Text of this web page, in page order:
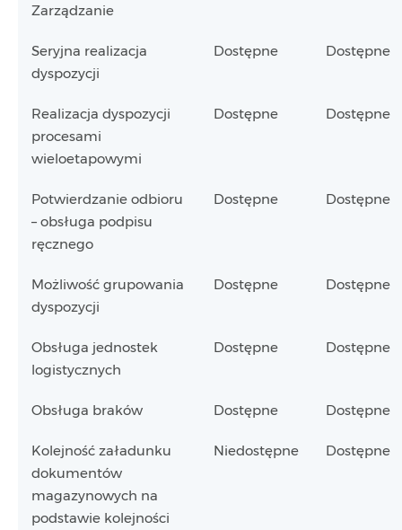
Zarządzanie
Seryjna realizacja
dyspozycji
Dostępne Dostępne
Realizacja dyspozycji
procesami
wieloetapowymi
Dostępne Dostępne
Potwierdzanie odbioru
– obsługa podpisu
ręcznego
Dostępne Dostępne
Możliwość grupowania
dyspozycji
Dostępne Dostępne
Obsługa jednostek
logistycznych
Dostępne Dostępne
Obsługa braków Dostępne Dostępne
Kolejność załadunku
dokumentów
magazynowych na
podstawie kolejności
Niedostępne Dostępne